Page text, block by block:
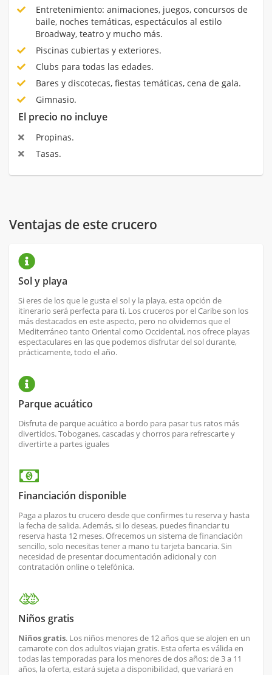
Entretenimiento: animaciones, juegos, concursos de
baile, noches temáticas, espectáculos al estilo
Broadway, teatro y mucho más.
Piscinas cubiertas y exteriores.
Clubs para todas las edades.
Bares y discotecas, fiestas temáticas, cena de gala.
Gimnasio.
El precio no incluye
Propinas.
Tasas.
Ventajas de este crucero
Sol y playa
Si eres de los que le gusta el sol y la playa, esta opción de
itinerario será perfecta para ti. Los cruceros por el Caribe son los
más destacados en este aspecto, pero no olvidemos que el
Mediterráneo tanto Oriental como Occidental, nos ofrece playas
espectaculares en las que podemos disfrutar del sol durante,
prácticamente, todo el año.
Parque acuático
Disfruta de parque acuático a bordo para pasar tus ratos más
divertidos. Toboganes, cascadas y chorros para refrescarte y
divertirte a partes iguales
Financiación disponible
Paga a plazos tu crucero desde que confirmes tu reserva y hasta
la fecha de salida. Además, si lo deseas, puedes financiar tu
reserva hasta 12 meses. Ofrecemos un sistema de financiación
sencillo, solo necesitas tener a mano tu tarjeta bancaria. Sin
necesidad de presentar documentación adicional y con
contratación online o telefónica.
Niños gratis
Niños gratis. Los niños menores de 12 años que se alojen en un
camarote con dos adultos viajan gratis. Esta oferta es válida en
todas las temporadas para los menores de dos años; de 3 a 11
años, la oferta, estará sujeta a disponibilidad, que variará en